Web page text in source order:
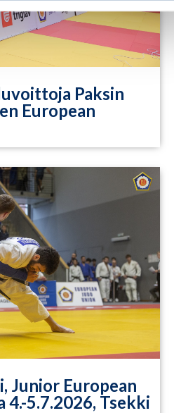
Paksin
European
Junior European
4.-5.7.2026, Tsekki